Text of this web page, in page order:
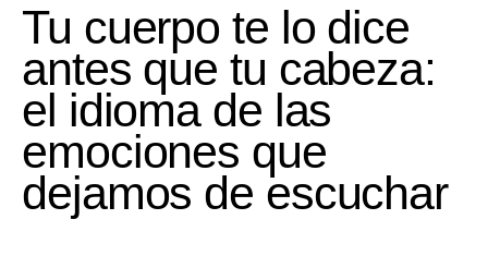
Tu cuerpo te lo dice
antes que tu cabeza:
el idioma de las
emociones que
dejamos de escuchar